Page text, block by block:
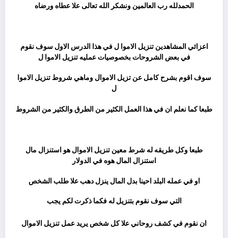
الحمدلله رب العالمين ونشكر الله تعالى علا عطاه ورضاه
اعزائي المشاهدين تنزيل الاموا ل في هذا الدرس الاول سوف نقوم
في بعض الشروحات بخصوصيات عمليه تنزيل الاموا ل
سوف اقوم بشرح كامل عن تزيل الاموال وماهي شروط تنزيل الاموا
ل
طبعا كما نعلم ان في هذا العمل الكثير من الطرق والكثير من الشروط
طبعا وكل طريقه له شرط معين تنزيل الاموال هو استنزال مال
استنزال المال هوه في الدولار
او في عمله البلد احينا بدل المال ينزل دهب علا طلب الشخص
التي سوف نقوم بتنزيل له فكما ذكرت لكم يجب
ان نقوم في كشف روحاني علا كل شخص يريد عمل تنزيل الاموال